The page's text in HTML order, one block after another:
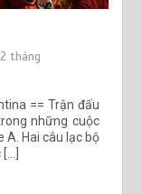
2 tháng
== Trận đấu
những cuộc
Hai câu lạc bộ
[…]